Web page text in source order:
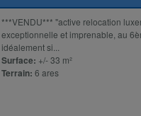
***VENDU*** "active relocation
exceptionnelle et imprenable, au
idéalement si...
Surface: +/- 33 m²
Terrain: 6 ares